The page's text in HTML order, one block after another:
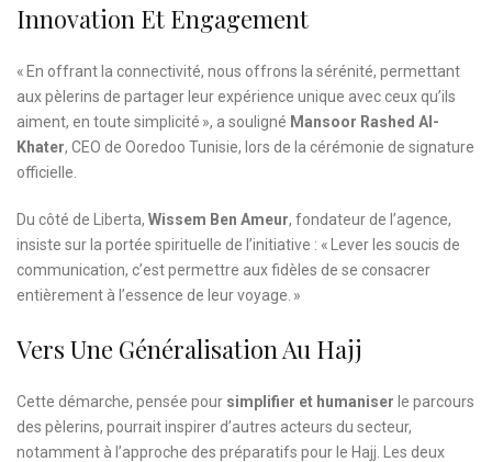
Innovation Et Engagement
« En offrant la connectivité, nous offrons la sérénité, permettant
aux pèlerins de partager leur expérience unique avec ceux qu’ils
aiment, en toute simplicité », a souligné Mansoor Rashed Al-
Khater, CEO de Ooredoo Tunisie, lors de la cérémonie de signature
officielle.
Du côté de Liberta, Wissem Ben Ameur, fondateur de l’agence,
insiste sur la portée spirituelle de l’initiative : « Lever les soucis de
communication, c’est permettre aux fidèles de se consacrer
entièrement à l’essence de leur voyage. »
Vers Une Généralisation Au Hajj
Cette démarche, pensée pour simplifier et humaniser le parcours
des pèlerins, pourrait inspirer d’autres acteurs du secteur,
notamment à l’approche des préparatifs pour le Hajj. Les deux